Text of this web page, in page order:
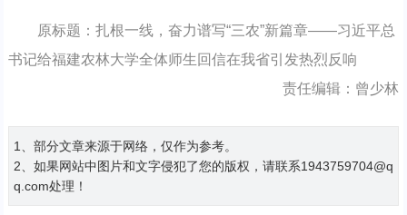
原标题：扎根一线，奋力谱写“三农”新篇章——习近平总
书记给福建农林大学全体师生回信在我省引发热烈反响
责任编辑：曾少林
1、部分文章来源于网络，仅作为参考。
2、如果网站中图片和文字侵犯了您的版权，请联系1943759704@q
q.com处理！